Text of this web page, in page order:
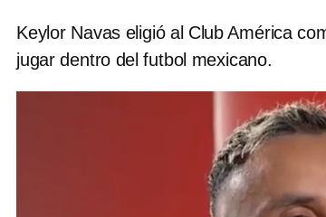
Keylor Navas eligió al Club América
jugar dentro del futbol mexicano.